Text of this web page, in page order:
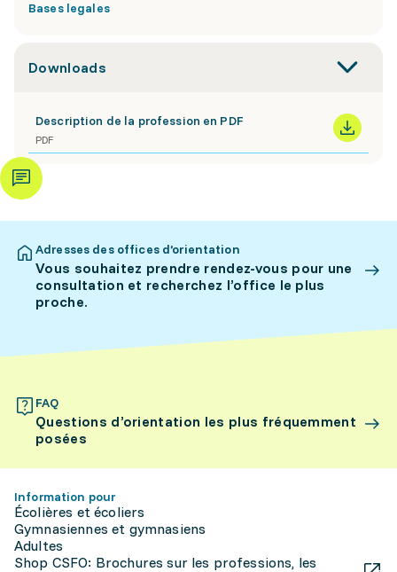
Bases legales
Downloads
Description de la profession en PDF
PDF
Adresses des offices d’orientation
Vous souhaitez prendre rendez-vous pour une
consultation et recherchez l’office le plus
proche.
FAQ
Questions d’orientation les plus fréquemment
posées
Information pour
Écolières et écoliers
Gymnasiennes et gymnasiens
Adultes
Shop CSFO: Brochures sur les professions, les